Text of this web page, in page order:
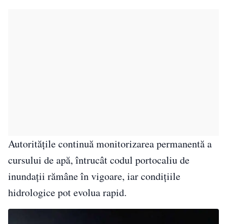
Autoritățile continuă monitorizarea permanentă a
cursului de apă, întrucât codul portocaliu de
inundații rămâne în vigoare, iar condițiile
hidrologice pot evolua rapid.